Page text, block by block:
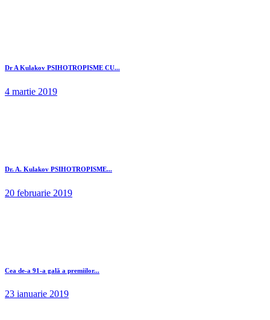
Dr A Kulakov PSIHOTROPISME CU...
4 martie 2019
Dr. A. Kulakov PSIHOTROPISME...
20 februarie 2019
Cea de-a 91-a gală a premiilor...
23 ianuarie 2019